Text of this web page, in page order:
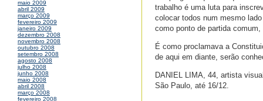
maio 2009
abril 2009
março 2009
fevereiro 2009
janeiro 2009
dezembro 2008
novembro 2008
outubro 2008
setembro 2008
agosto 2008
julho 2008
junho 2008
maio 2008
abril 2008
março 2008
fevereiro 2008
trabalho é uma luta para
colocar todos num mesmo
como ponto de partida
É como proclamava a
de aqui em diante, serão
DANIEL LIMA, 44, artista
São Paulo, até 16/12.